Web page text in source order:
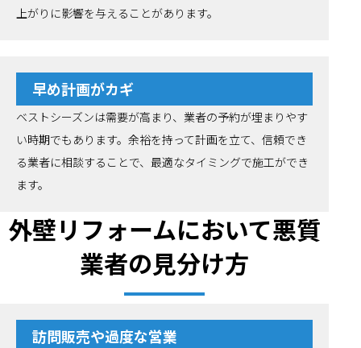
上がりに影響を与えることがあります。
早め計画がカギ
ベストシーズンは需要が高まり、業者の予約が埋まりやす
い時期でもあります。余裕を持って計画を立て、信頼でき
る業者に相談することで、最適なタイミングで施工ができ
ます。
外壁リフォームにおいて悪質
業者の見分け方
訪問販売や過度な営業